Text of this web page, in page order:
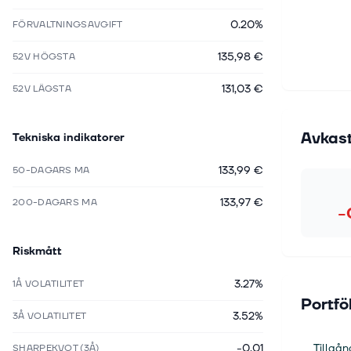
FÖRVALTNINGSAVGIFT 0.20%
52V HÖGSTA 135,98 €
52V LÄGSTA 131,03 €
Tekniska indikatorer
50-DAGARS MA 133,99 €
200-DAGARS MA 133,97 €
Riskmått
1Å VOLATILITET 3.27%
3Å VOLATILITET 3.52%
SHARPEKVOT (3Å)